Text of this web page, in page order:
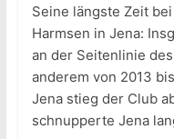
Seine längste Zeit
Harmsen in Jena:
an der Seitenlinie
anderem von 2013
Jena stieg der Club
schnupperte Jena